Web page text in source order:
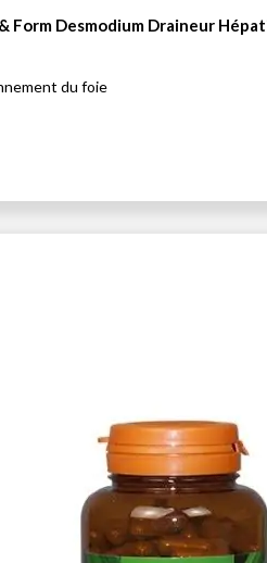
Form Desmodium Draineur
du foie